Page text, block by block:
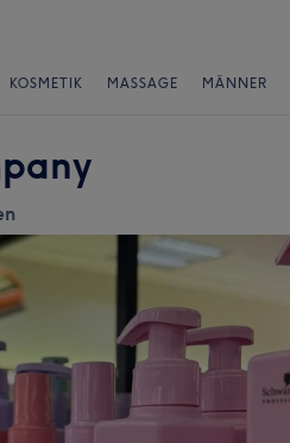
KOSMETIK MASSAGE MÄNNER